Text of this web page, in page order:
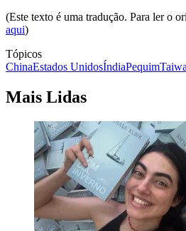
(Este texto é uma tradução. Para ler o
aqui)
Tópicos
ChinaEstados UnidosÍndiaPequim
Mais Lidas